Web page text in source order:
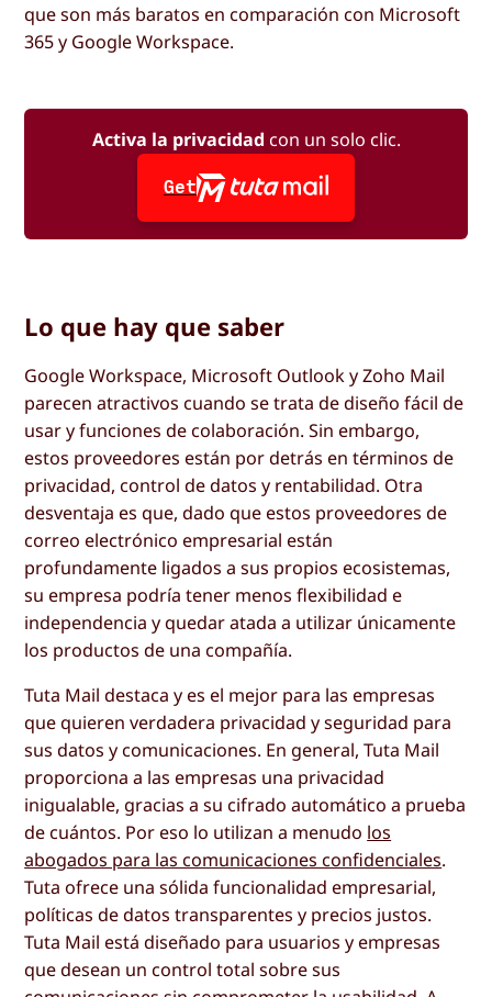
que son más baratos en comparación con Microsoft
365 y Google Workspace.
Activa la privacidad con un solo clic.
Get
Lo que hay que saber
Google Workspace, Microsoft Outlook y Zoho Mail
parecen atractivos cuando se trata de diseño fácil de
usar y funciones de colaboración. Sin embargo,
estos proveedores están por detrás en términos de
privacidad, control de datos y rentabilidad. Otra
desventaja es que, dado que estos proveedores de
correo electrónico empresarial están
profundamente ligados a sus propios ecosistemas,
su empresa podría tener menos flexibilidad e
independencia y quedar atada a utilizar únicamente
los productos de una compañía.
Tuta Mail destaca y es el mejor para las empresas
que quieren verdadera privacidad y seguridad para
sus datos y comunicaciones. En general, Tuta Mail
proporciona a las empresas una privacidad
inigualable, gracias a su cifrado automático a prueba
de cuántos. Por eso lo utilizan a menudo los
abogados para las comunicaciones confidenciales.
Tuta ofrece una sólida funcionalidad empresarial,
políticas de datos transparentes y precios justos.
Tuta Mail está diseñado para usuarios y empresas
que desean un control total sobre sus